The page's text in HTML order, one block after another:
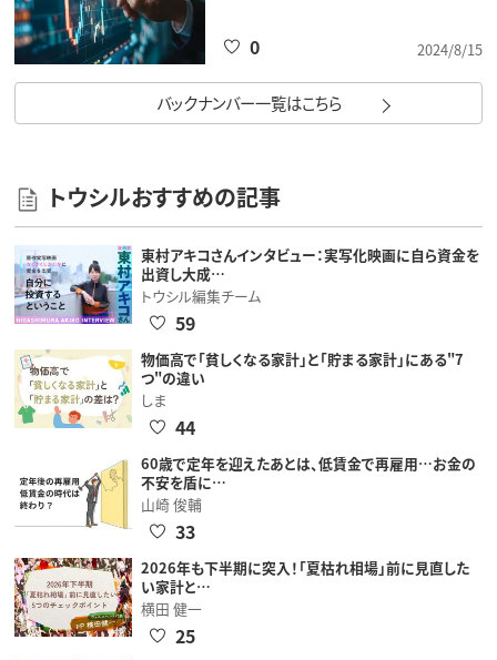
2024/8/15
0
バックナンバー一覧はこちら
トウシルおすすめの記事
東村アキコさんインタビュー：実写化映画に自ら資金を
出資し大成…
トウシル編集チーム
59
物価高で「貧しくなる家計」と「貯まる家計」にある"7
つ"の違い
しま
44
60歳で定年を迎えたあとは、低賃金で再雇用…お金の
不安を盾に…
山崎 俊輔
33
2026年も下半期に突入！「夏枯れ相場」前に見直した
い家計と…
横田 健一
25